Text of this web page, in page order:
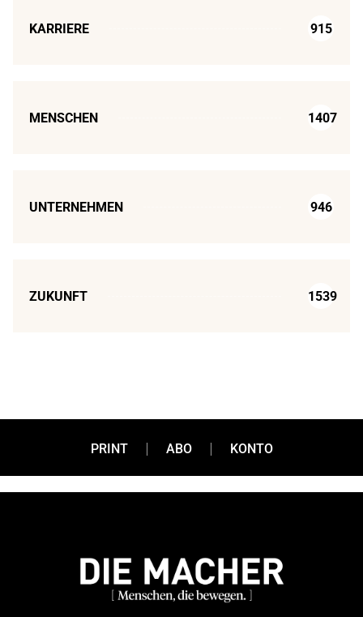
KARRIERE 915
MENSCHEN 1407
UNTERNEHMEN 946
ZUKUNFT 1539
PRINT ABO KONTO